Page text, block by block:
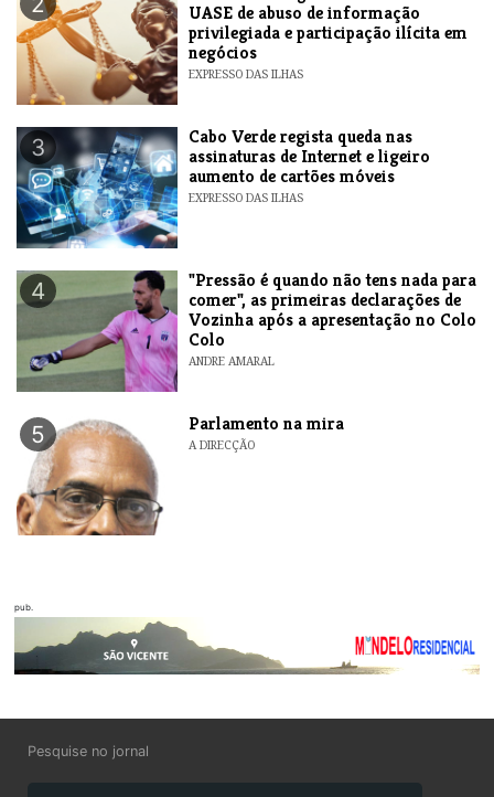
UASE de abuso de informação
privilegiada e participação ilícita em
negócios
EXPRESSO DAS ILHAS
3
Cabo Verde regista queda nas
assinaturas de Internet e ligeiro
aumento de cartões móveis
EXPRESSO DAS ILHAS
4
"Pressão é quando não tens nada para
comer", as primeiras declarações de
Vozinha após a apresentação no Colo
Colo
ANDRE AMARAL
5 Parlamento na mira
A DIRECÇÃO
pub.
Pesquise no jornal